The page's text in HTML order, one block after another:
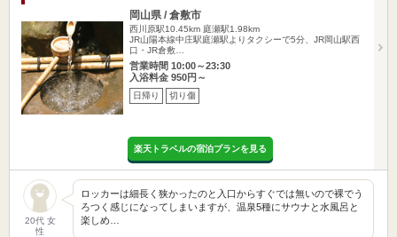
岡山県 / 倉敷市
西川原駅10.45km 庭瀬駅1.98km
JR山陽本線中庄駅庭瀬駅よりタクシーで5分、JR岡山駅西
口・JR倉敷…
営業時間 10:00～23:30
入浴料金 950円～
日帰り 切り傷
楽天トラベルの宿泊プランを見る
20代 女
性
ロッカーは細長く狭かったのと入口からすぐでは無いので裸でう
ろつく感じになってしまいますが、温泉5種にサウナと水風呂と
楽しめ…